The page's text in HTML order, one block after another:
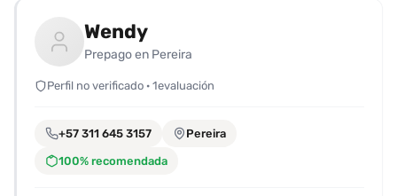
guardar
favoritas
para
fácilmente.
Wendy
Prepago en Pereira
Perfil no verificado · 1evaluación
+57 311 645 3157 Pereira
100% recomendada